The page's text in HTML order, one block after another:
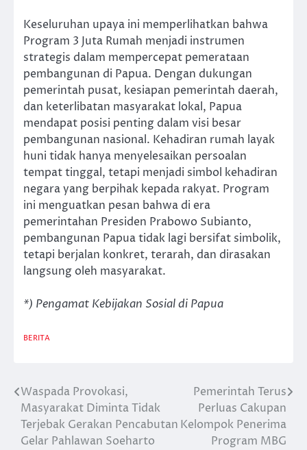
Keseluruhan upaya ini memperlihatkan bahwa
Program 3 Juta Rumah menjadi instrumen
strategis dalam mempercepat pemerataan
pembangunan di Papua. Dengan dukungan
pemerintah pusat, kesiapan pemerintah daerah,
dan keterlibatan masyarakat lokal, Papua
mendapat posisi penting dalam visi besar
pembangunan nasional. Kehadiran rumah layak
huni tidak hanya menyelesaikan persoalan
tempat tinggal, tetapi menjadi simbol kehadiran
negara yang berpihak kepada rakyat. Program
ini menguatkan pesan bahwa di era
pemerintahan Presiden Prabowo Subianto,
pembangunan Papua tidak lagi bersifat simbolik,
tetapi berjalan konkret, terarah, dan dirasakan
langsung oleh masyarakat.
*) Pengamat Kebijakan Sosial di Papua
BERITA
Post
navigation
Waspada Provokasi,
Masyarakat Diminta Tidak
Terjebak Gerakan Pencabutan
Gelar Pahlawan Soeharto
Pemerintah Terus
Perluas Cakupan
Kelompok Penerima
Program MBG